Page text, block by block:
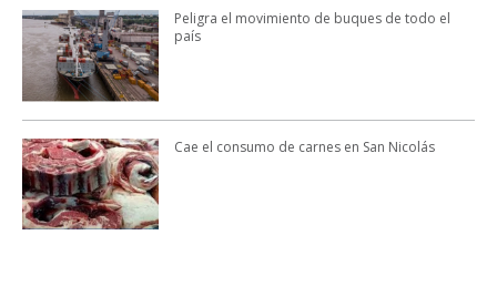
Peligra el movimiento de buques de todo el
país
Cae el consumo de carnes en San Nicolás